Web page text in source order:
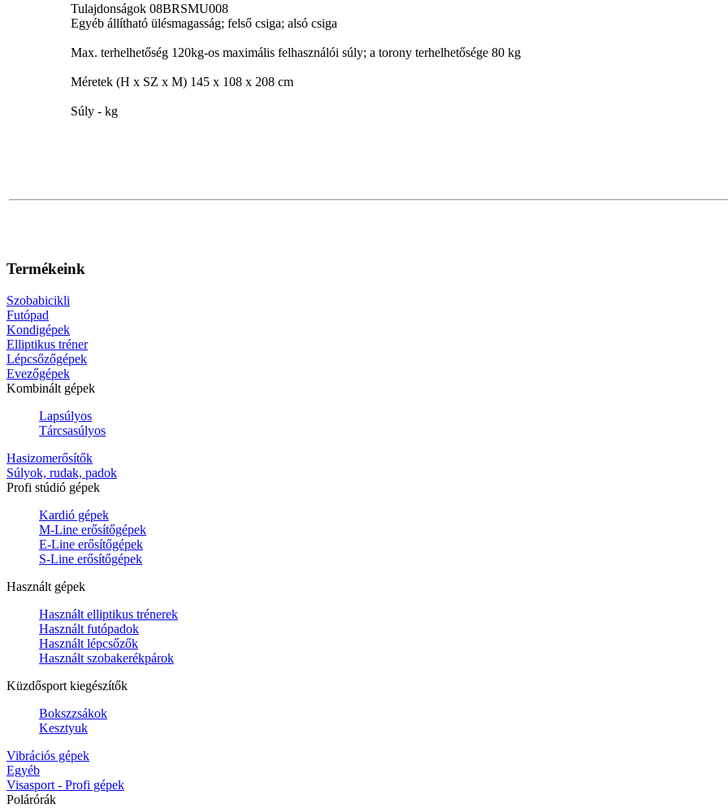
Tulajdonságok 08BRSMU008
Egyéb állítható ülésmagasság; felső csiga; alsó csiga
Max. terhelhetőség 120kg-os maximális felhasználói súly; a torony terhelhetősége 80 kg
Méretek (H x SZ x M) 145 x 108 x 208 cm
Súly - kg
Termékeink
Szobabicikli
Futópad
Kondigépek
Elliptikus tréner
Lépcsőzőgépek
Evezőgépek
Kombinált gépek
Lapsúlyos
Tárcsasúlyos
Hasizomerősítők
Súlyok, rudak, padok
Profi stúdió gépek
Kardió gépek
M-Line erősítőgépek
E-Line erősítőgépek
S-Line erősítőgépek
Használt gépek
Használt elliptikus trénerek
Használt futópadok
Használt lépcsőzők
Használt szobakerékpárok
Küzdősport kiegészítők
Bokszzsákok
Kesztyuk
Vibrációs gépek
Egyéb
Visasport - Profi gépek
Polárórák